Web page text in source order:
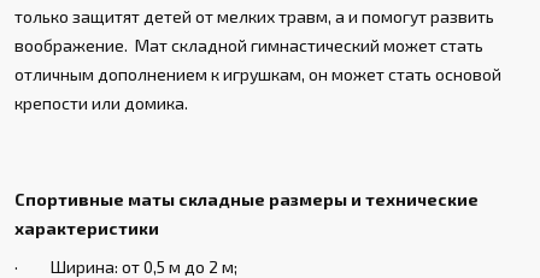
только защитят детей от мелких травм, а и помогут развить
воображение. Мат складной гимнастический может стать
отличным дополнением к игрушкам, он может стать основой
крепости или домика.
Спортивные маты складные размеры и технические
характеристики
· Ширина: от 0,5 м до 2 м;